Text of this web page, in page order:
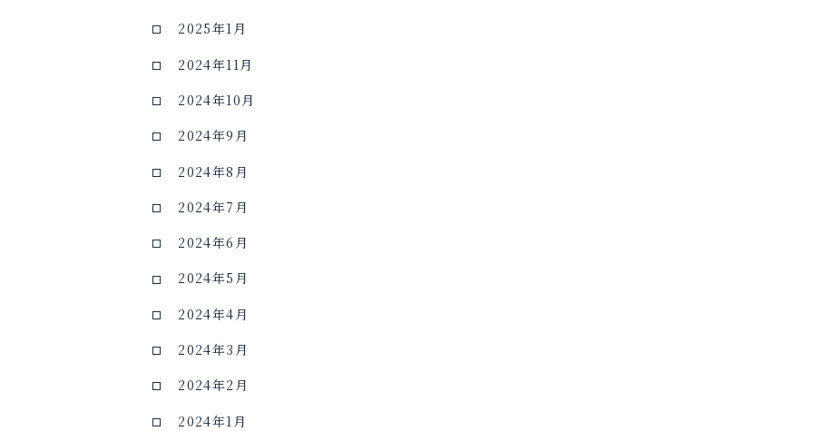
2025年1月
2024年11月
2024年10月
2024年9月
2024年8月
2024年7月
2024年6月
2024年5月
2024年4月
2024年3月
2024年2月
2024年1月